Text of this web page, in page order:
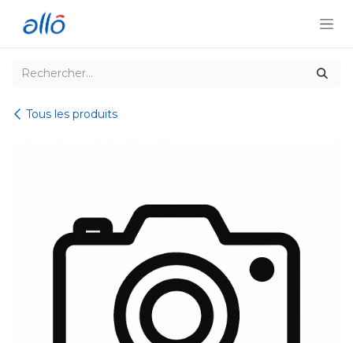
Tous les produits